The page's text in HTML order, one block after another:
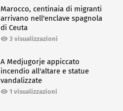
Marocco, centinaia di migranti
arrivano nell'enclave spagnola
di Ceuta
3 visualizzazioni
A Medjugorje appiccato
incendio all'altare e statue
vandalizzate
1 visualizzazioni